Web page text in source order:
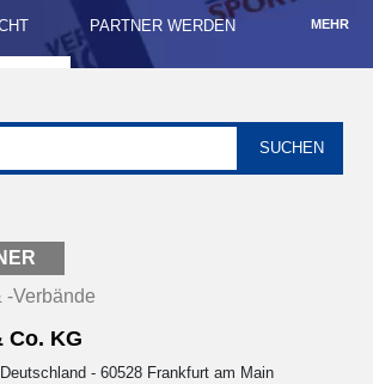
PARTNER WERDEN MEHR
-Verbände
Co. KG
- 60528 Frankfurt am Main